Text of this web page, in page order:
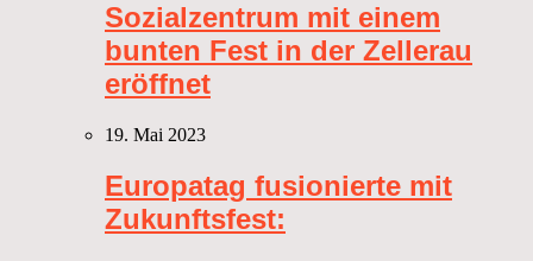
Sozialzentrum mit einem
bunten Fest in der Zellerau
eröffnet
19. Mai 2023
Europatag fusionierte mit
Zukunftsfest: